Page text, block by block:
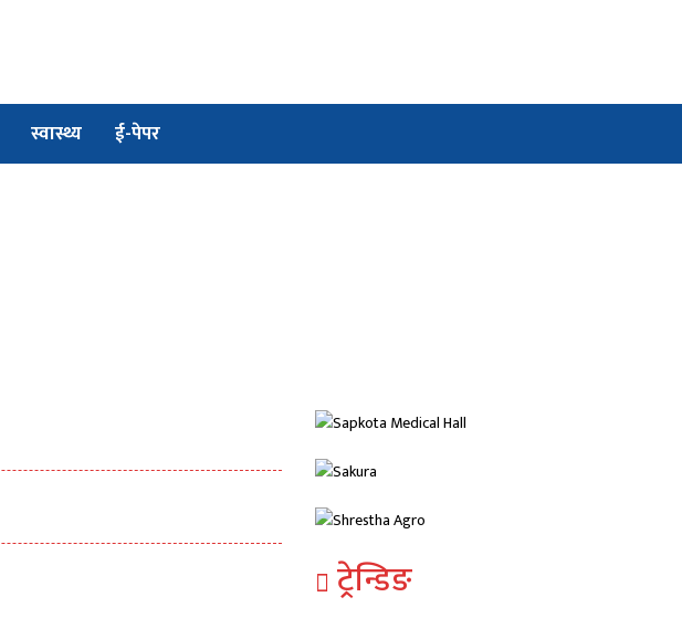
स्वास्थ्य ई-पेपर
ट्रेन्डिङ